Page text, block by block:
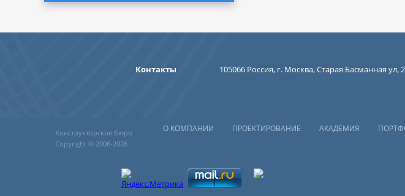
Контакты 105066 Россия, г. Москва, Старая Басманная ул,
Конструкторское бюро
Copyright © 2006-2026
О КОМПАНИИ ПРОЕКТИРОВАНИЕ АКАДЕМИЯ